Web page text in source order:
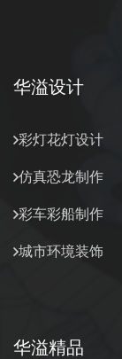
华溢设计
彩灯花灯设计
仿真恐龙制作
彩车彩船制作
城市环境装饰
华溢精品